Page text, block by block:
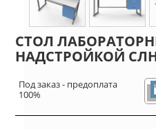
СТОЛ
НАДСТРОЙКОЙ СЛН
Под заказ - предоплата
100%